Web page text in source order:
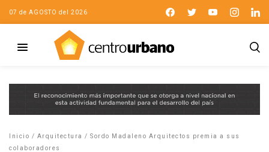
07 de AGOSTO del 2026
Inicio / Arquitectura / Sordo Madaleno Arquitectos premia a sus
colaboradores